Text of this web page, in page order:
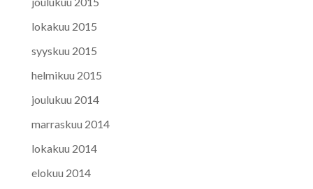
lokakuu 2015
syyskuu 2015
helmikuu 2015
joulukuu 2014
marraskuu 2014
lokakuu 2014
elokuu 2014